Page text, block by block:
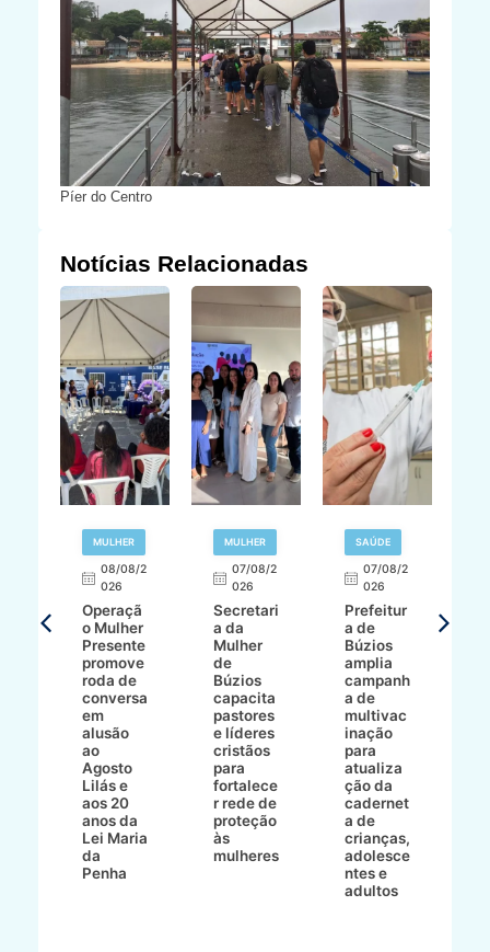
Píer do Centro
Notícias Relacionadas
MULHER
08/08/2
026
Operaçã
o Mulher
Presente
promove
roda de
conversa
em
alusão
ao
Agosto
Lilás e
aos 20
anos da
Lei Maria
da
Penha
MULHER
07/08/2
026
Secretari
a da
Mulher
de
Búzios
capacita
pastores
e líderes
cristãos
para
fortalece
r rede de
proteção
às
mulheres
SAÚDE
07/08/2
026
Prefeitur
a de
Búzios
amplia
campanh
a de
multivac
inação
para
atualiza
ção da
cadernet
a de
crianças,
adolesce
ntes e
adultos